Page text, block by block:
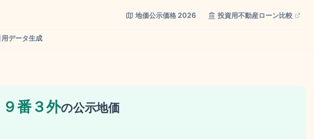
地価公示価格 2026 投資用不動産ローン比較
用データ生成
番３外の公示地価